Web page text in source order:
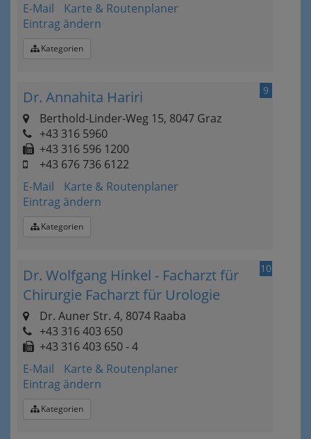
E-Mail
Karte & Routenplaner
Eintrag ändern
Kategorien
9
Dr. Annahita Hariri
Berthold-Linder-Weg 15, 8047 Graz
+43 316 5960
+43 316 596 1200
+43 676 736 6122
E-Mail
Karte & Routenplaner
Eintrag ändern
Kategorien
10
Dr. Wolfgang Hinkel - Facharzt für
Chirurgie Facharzt für Urologie
Dr. Auner Str. 4, 8074 Raaba
+43 316 403 650
+43 316 403 650 - 4
E-Mail
Karte & Routenplaner
Eintrag ändern
Kategorien